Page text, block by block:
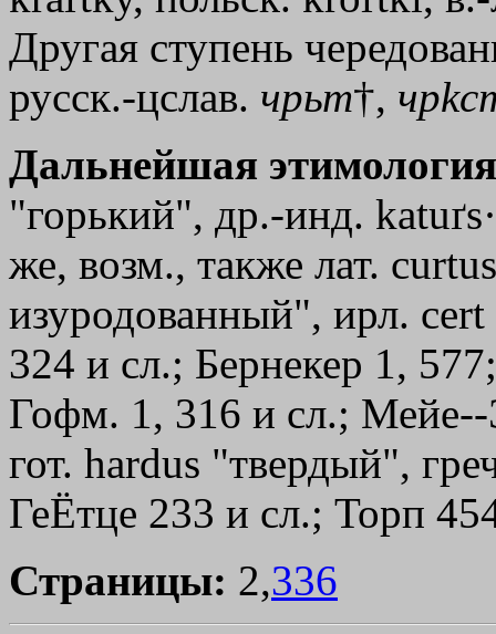
Другая ступень
русск.-цслав. чрьт†, чр
Дальнейшая
"горький", др.-инд.
же, возм., также лат.
изуродованный", ирл.
324 и сл.; Бернекер 1,
Гофм. 1, 316 и сл.; Мейе--
гот. hardus "твердый",
ГеЁтце 233 и сл.; Торп
Страницы: 2,336